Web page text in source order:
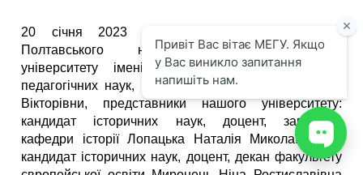
20 січня 2023 р., на запрошення ректора
Полтавського національного педагогічного
університету імені В. Г. Короленка, доктора
педагогічних наук, професора – Гриньової Марини
Вікторівни, представники нашого університету:
кандидат історичних наук, доцент, завідувач
кафедри історії Лопацька Наталія Миколаївна та
кандидат історичних наук, доцент, декан факультету